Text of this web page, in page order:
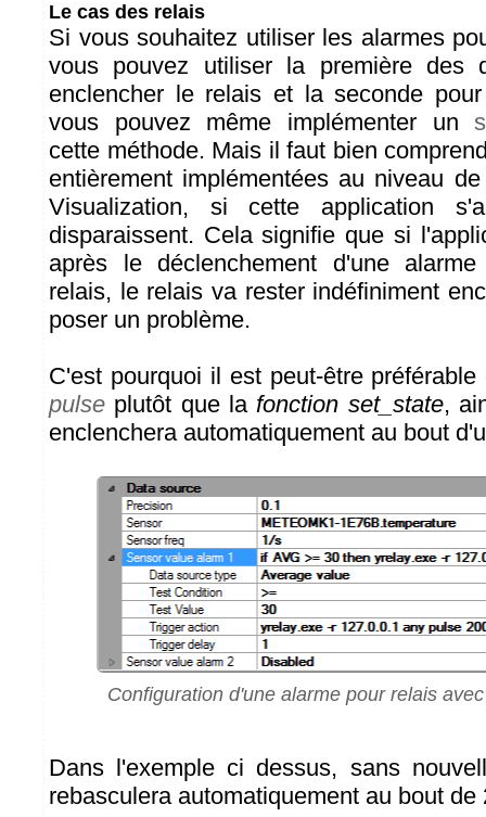
Le cas des relais
Si vous souhaitez utiliser les alarmes
vous pouvez utiliser la première des
enclencher le relais et la seconde
vous pouvez même implémenter un
cette méthode. Mais il faut bien
entièrement implémentées au niveau
Visualization, si cette application
disparaissent. Cela signifie que si
après le déclenchement d'une
relais, le relais va rester indéfiniment
poser un problème.
C'est pourquoi il est peut-être
pulse plutôt que lafonction set_state,
enclenchera automatiquement au bout
Configuration d'une alarme pour relais
Dans l'exemple ci dessus, sans
rebasculera automatiquement au bout de